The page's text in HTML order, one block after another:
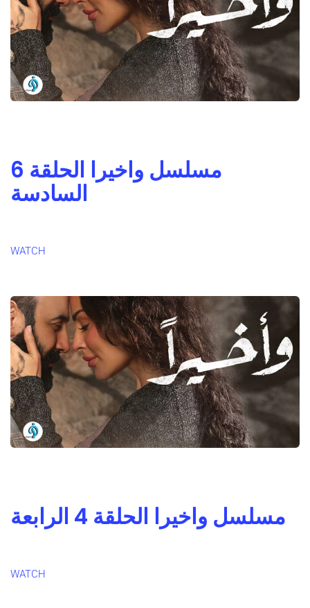
مسلسل واخيرا الحلقة 6
السادسة
WATCH
مسلسل واخيرا الحلقة 4 الرابعة
WATCH